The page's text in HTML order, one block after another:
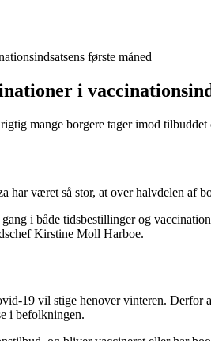
første måned
i
mange borgere tager imod
været så stor, at over halvdelen af
i både tidsbestillinger og
Kirstine Moll Harboe.
19 vil stige henover vinteren.
i befolkningen.